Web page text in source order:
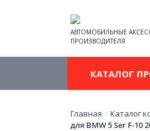
АВТОМОБИЛЬНЫЕ
ПРОИЗВОДИТЕЛЯ
КАТАЛОГ
Главная / Каталог
для BMW 5 Ser F-10